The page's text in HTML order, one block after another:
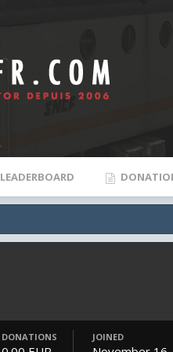
LEADERBOARD
DONATIONS JOINED